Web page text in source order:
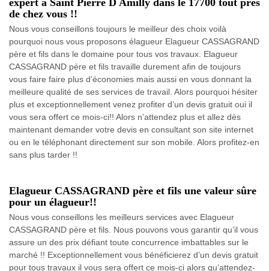
expert à Saint Pierre D Amilly dans le 17700 tout près
de chez vous !!
Nous vous conseillons toujours le meilleur des choix voilà
pourquoi nous vous proposons élagueur Elagueur CASSAGRAND
père et fils dans le domaine pour tous vos travaux. Elagueur
CASSAGRAND père et fils travaille durement afin de toujours
vous faire faire plus d’économies mais aussi en vous donnant la
meilleure qualité de ses services de travail. Alors pourquoi hésiter
plus et exceptionnellement venez profiter d’un devis gratuit oui il
vous sera offert ce mois-ci!! Alors n’attendez plus et allez dès
maintenant demander votre devis en consultant son site internet
ou en le téléphonant directement sur son mobile. Alors profitez-en
sans plus tarder !!
Elagueur CASSAGRAND père et fils une valeur sûre
pour un élagueur!!
Nous vous conseillons les meilleurs services avec Elagueur
CASSAGRAND père et fils. Nous pouvons vous garantir qu’il vous
assure un des prix défiant toute concurrence imbattables sur le
marché !! Exceptionnellement vous bénéficierez d’un devis gratuit
pour tous travaux il vous sera offert ce mois-ci alors qu’attendez-